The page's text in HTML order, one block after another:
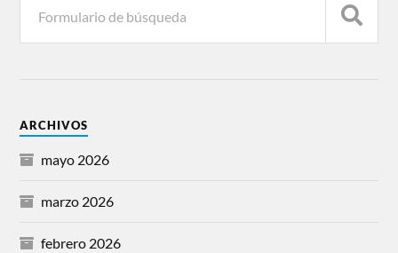
ARCHIVOS
mayo 2026
marzo 2026
febrero 2026